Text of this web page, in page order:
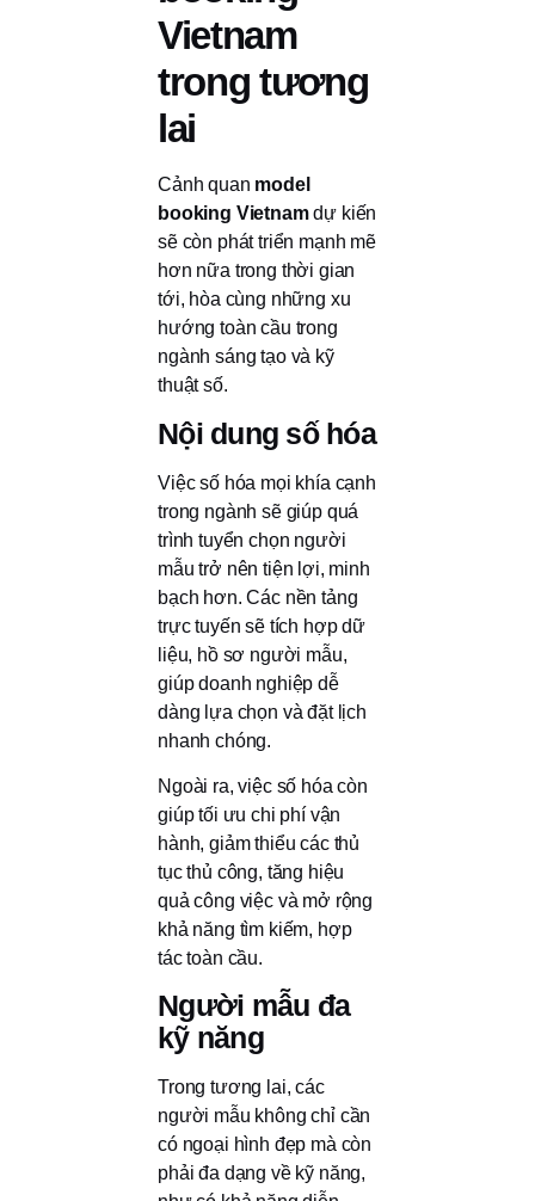
Vietnam
trong tương
lai
Cảnh quan model
booking Vietnamdự kiến
sẽ còn phát triển mạnh mẽ
hơn nữa trong thời gian
tới, hòa cùng những xu
hướng toàn cầu trong
ngành sáng tạo và kỹ
thuật số.
Nội dung số hóa
Việc số hóa mọi khía cạnh
trong ngành sẽ giúp quá
trình tuyển chọn người
mẫu trở nên tiện lợi, minh
bạch hơn. Các nền tảng
trực tuyến sẽ tích hợp dữ
liệu, hồ sơ người mẫu,
giúp doanh nghiệp dễ
dàng lựa chọn và đặt lịch
nhanh chóng.
Ngoài ra, việc số hóa còn
giúp tối ưu chi phí vận
hành, giảm thiểu các thủ
tục thủ công, tăng hiệu
quả công việc và mở rộng
khả năng tìm kiếm, hợp
tác toàn cầu.
Người mẫu đa
kỹ năng
Trong tương lai, các
người mẫu không chỉ cần
có ngoại hình đẹp mà còn
phải đa dạng về kỹ năng,